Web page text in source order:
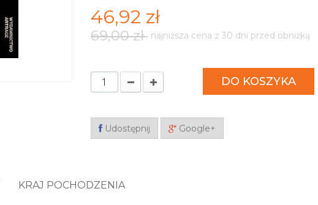
46,92 zł
69,00 zł najniższa cena z 30 dni przed obniżką
DO KOSZYKA
Udostępnij Google+
KRAJ POCHODZENIA